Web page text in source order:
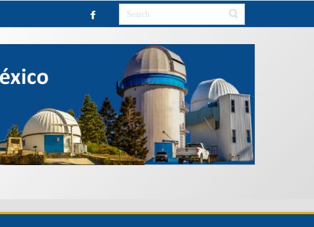
HASTA NUEVO AVISO.